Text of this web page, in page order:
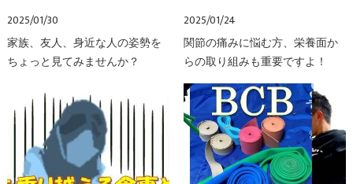
2025/01/30
家族、友人、身近な人の姿勢を
ちょっと見てみませんか？
2025/01/24
関節の痛みに悩む方、栄養面か
らの取り組みも重要ですよ！